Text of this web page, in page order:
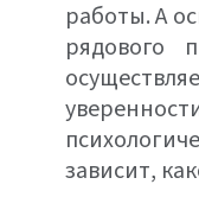
работы. А
рядового
зависит,